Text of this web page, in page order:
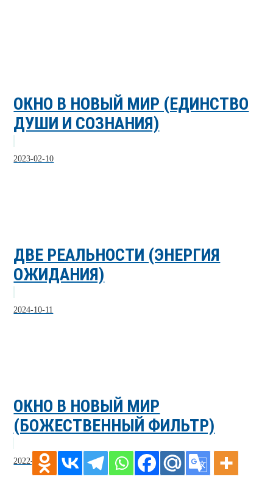
ОКНО В НОВЫЙ МИР (ЕДИНСТВО
ДУШИ И СОЗНАНИЯ)
2023-02-10
ДВЕ РЕАЛЬНОСТИ (ЭНЕРГИЯ
ОЖИДАНИЯ)
2024-10-11
ОКНО В НОВЫЙ МИР
(БОЖЕСТВЕННЫЙ ФИЛЬТР)
2022-07-28